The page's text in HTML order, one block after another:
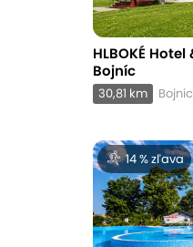
HLBOKÉ
Bojníc
30,81 km
14 % zľava